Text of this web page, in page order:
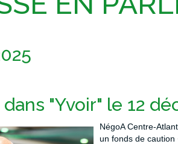
"Yvoir" le 12
NégoA Centre-
un fonds de caution